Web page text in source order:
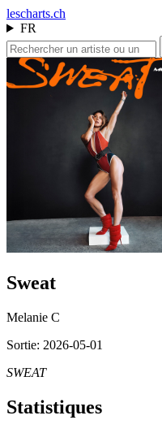
lescharts.ch
FR
Sweat
Melanie C
Sortie: 2026-05-01
SWEAT
Statistiques